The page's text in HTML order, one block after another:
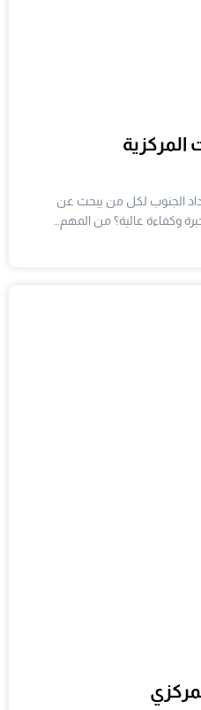
الجنوب لكل من يبحث عن
وكفاءة عالية؟ من المهم…